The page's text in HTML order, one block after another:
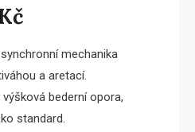
mechanika
a aretací.
bederní opora,
standard.